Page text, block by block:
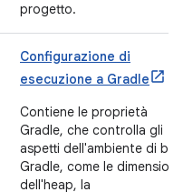
progetto.
Configurazione di
esecuzione a Gradle
Contiene le proprietà
Gradle, che controlla gli
aspetti dell'ambiente di
Gradle, come le dimensioni
dell'heap, la